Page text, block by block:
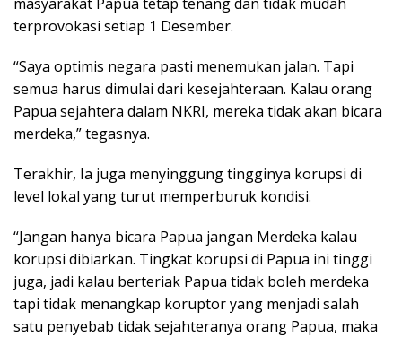
terprovokasi setiap 1 Desember.
“Saya optimis negara pasti menemukan jalan. Tapi
semua harus dimulai dari kesejahteraan. Kalau orang
Papua sejahtera dalam NKRI, mereka tidak akan bicara
merdeka,” tegasnya.
Terakhir, Ia juga menyinggung tingginya korupsi di
level lokal yang turut memperburuk kondisi.
“Jangan hanya bicara Papua jangan Merdeka kalau
korupsi dibiarkan. Tingkat korupsi di Papua ini tinggi
juga, jadi kalau berteriak Papua tidak boleh merdeka
tapi tidak menangkap koruptor yang menjadi salah
satu penyebab tidak sejahteranya orang Papua, maka